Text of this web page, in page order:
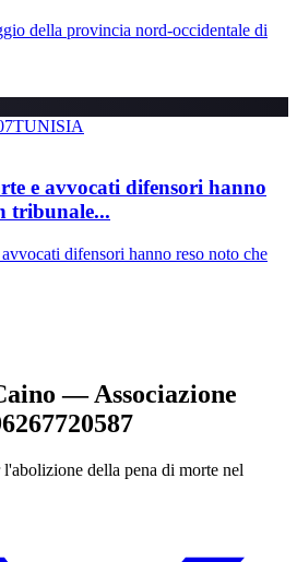
della provincia nord-occidentale di
TUNISIA
e avvocati difensori hanno
tribunale...
difensori hanno reso noto che
— Associazione
della pena di morte nel